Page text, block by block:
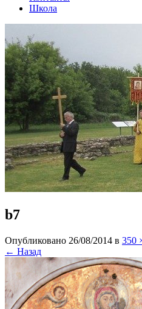
Школа
b7
Опубликовано 26/08/2014 в 350
← Назад